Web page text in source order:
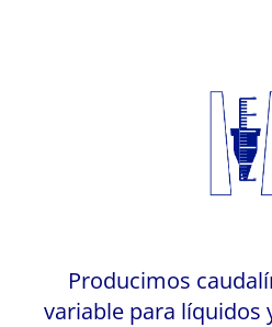
Producimos
variable para líquidos